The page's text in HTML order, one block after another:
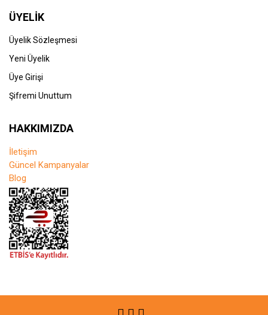
ÜYELİK
Üyelik Sözleşmesi
Yeni Üyelik
Üye Girişi
Şifremi Unuttum
HAKKIMIZDA
İletişim
Güncel Kampanyalar
Blog